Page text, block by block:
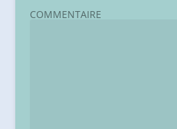
COMMENTAIRE